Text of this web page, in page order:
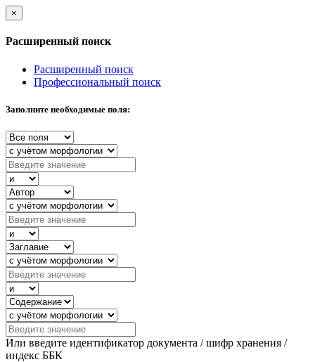
×
Расширенный поиск
Расширенный поиск
Профессиональный поиск
Заполните необходимые поля:
Или введите идентификатор документа / шифр хранения /
индекс ББК